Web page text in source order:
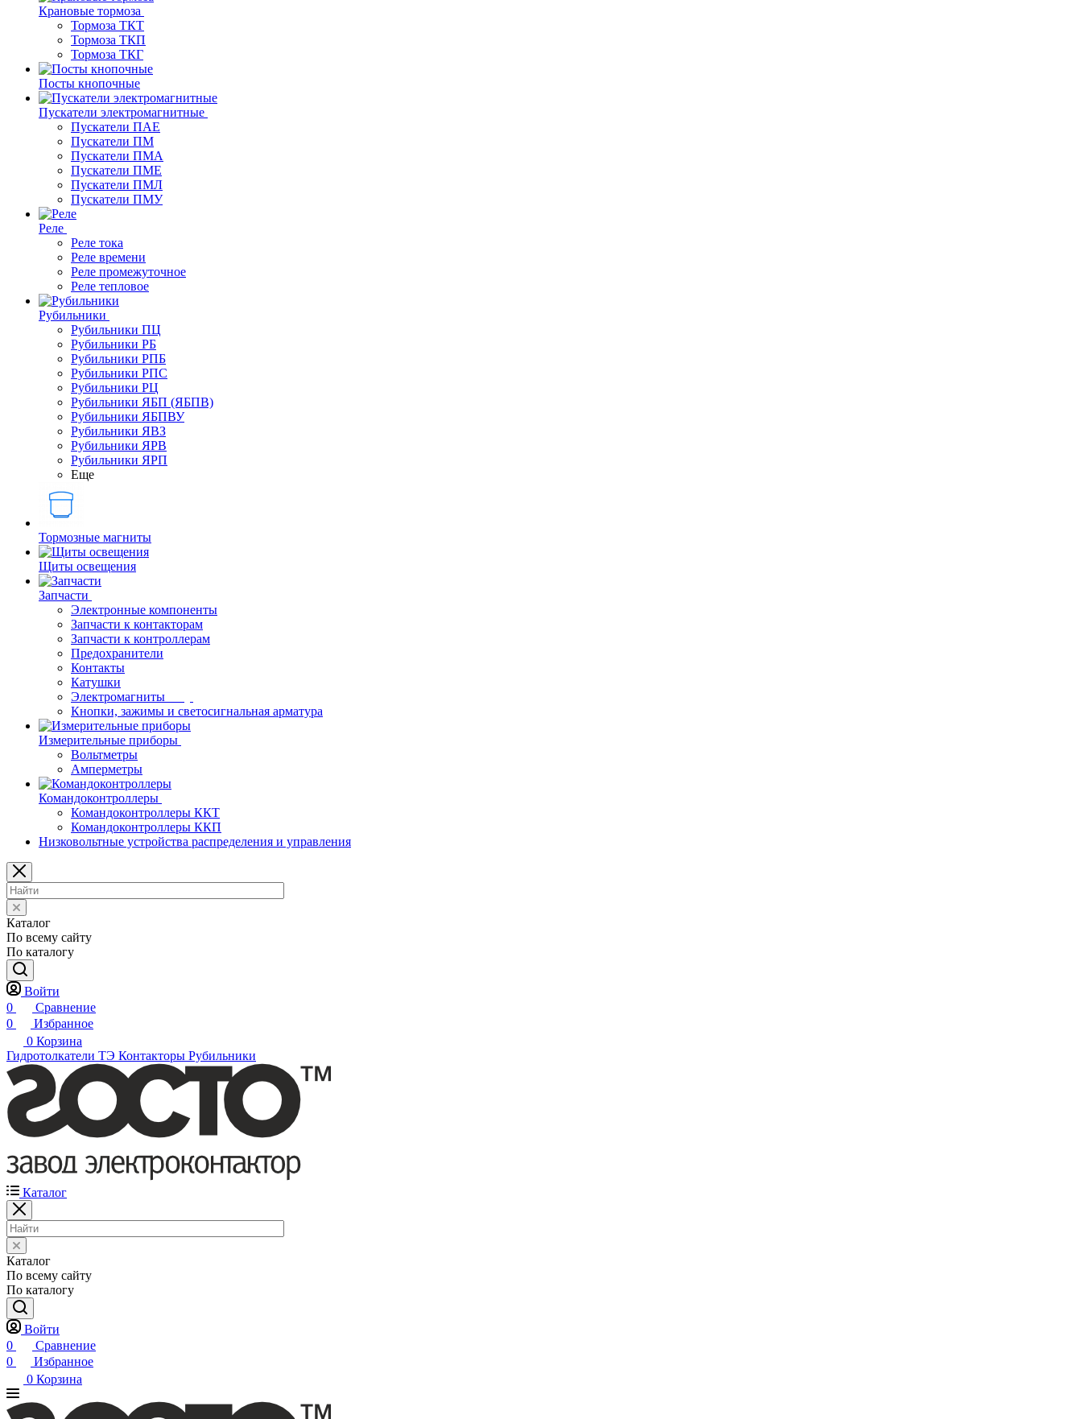
Крановые тормоза
Тормоза ТКТ
Тормоза ТКП
Тормоза ТКГ
Посты кнопочные
Пускатели электромагнитные
Пускатели ПАЕ
Пускатели ПМ
Пускатели ПМА
Пускатели ПМЕ
Пускатели ПМЛ
Пускатели ПМУ
Реле
Реле тока
Реле времени
Реле промежуточное
Реле тепловое
Рубильники
Рубильники ПЦ
Рубильники РБ
Рубильники РПБ
Рубильники РПС
Рубильники РЦ
Рубильники ЯБП (ЯБПВ)
Рубильники ЯБПВУ
Рубильники ЯВЗ
Рубильники ЯРВ
Рубильники ЯРП
Еще
Тормозные магниты
Щиты освещения
Запчасти
Электронные компоненты
Запчасти к контакторам
Запчасти к контроллерам
Предохранители
Контакты
Катушки
Электромагниты
Кнопки, зажимы и светосигнальная арматура
Измерительные приборы
Вольтметры
Амперметры
Командоконтроллеры
Командоконтроллеры ККТ
Командоконтроллеры ККП
Низковольтные устройства распределения и управления
Каталог
По всему сайту
По каталогу
Войти
0
Сравнение
0
Избранное
0 Корзина
Гидротолкатели ТЭ Контакторы Рубильники
Каталог
Каталог
По всему сайту
По каталогу
Войти
0
Сравнение
0
Избранное
0 Корзина